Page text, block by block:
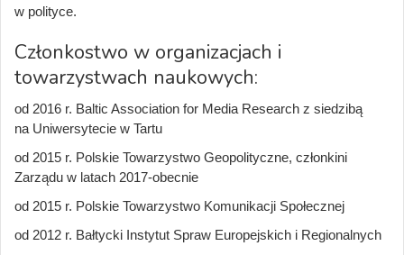
w polityce.
Członkostwo w organizacjach i
towarzystwach naukowych:
od 2016 r. Baltic Association for Media Research z siedzibą
na Uniwersytecie w Tartu
od 2015 r. Polskie Towarzystwo Geopolityczne, członkini
Zarządu w latach 2017-obecnie
od 2015 r. Polskie Towarzystwo Komunikacji Społecznej
od 2012 r. Bałtycki Instytut Spraw Europejskich i Regionalnych